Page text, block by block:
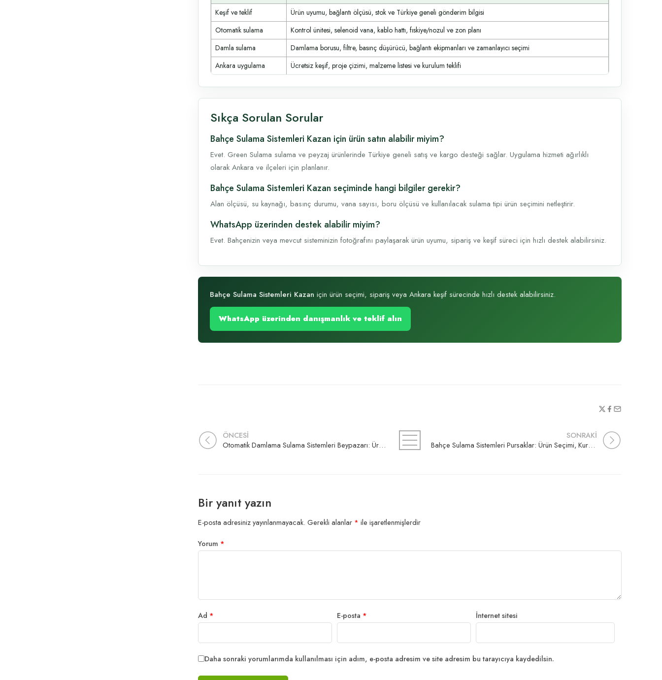
Keşif ve teklif
Ürün uyumu, bağlantı ölçüsü, stok ve Türkiye geneli gönderim bilgisi
Otomatik sulama
Kontrol ünitesi, selenoid vana, kablo hattı, fıskiye/nozul ve zon planı
Damla sulama
Damlama borusu, filtre, basınç düşürücü, bağlantı ekipmanları ve zamanlayıcı seçimi
Ankara uygulama
Ücretsiz keşif, proje çizimi, malzeme listesi ve kurulum teklifi
Sıkça Sorulan Sorular
Bahçe Sulama Sistemleri Kazan için ürün satın alabilir miyim?
Evet. Green Sulama sulama ve peyzaj ürünlerinde Türkiye geneli satış ve kargo desteği sağlar. Uygulama hizmeti ağırlıklı
olarak Ankara ve ilçeleri için planlanır.
Bahçe Sulama Sistemleri Kazan seçiminde hangi bilgiler gerekir?
Alan ölçüsü, su kaynağı, basınç durumu, vana sayısı, boru ölçüsü ve kullanılacak sulama tipi ürün seçimini netleştirir.
WhatsApp üzerinden destek alabilir miyim?
Evet. Bahçenizin veya mevcut sisteminizin fotoğrafını paylaşarak ürün uyumu, sipariş ve keşif süreci için hızlı destek alabilirsiniz.
Bahçe Sulama Sistemleri Kazan için ürün seçimi, sipariş veya Ankara keşif sürecinde hızlı destek alabilirsiniz.
WhatsApp üzerinden danışmanlık ve teklif alın
ÖNCESİ
Otomatik Damlama Sulama Sistemleri Beypazarı: Ürün Seçimi, Kurulum ve Teklif Rehberi
SONRAKİ
Bahçe Sulama Sistemleri Pursaklar: Ürün Seçimi, Kurulum ve Teklif Rehberi
Bir yanıt yazın
E-posta adresiniz yayınlanmayacak. Gerekli alanlar * ile işaretlenmişlerdir
Yorum *
Ad * E-posta * İnternet sitesi
Daha sonraki yorumlarımda kullanılması için adım, e-posta adresim ve site adresim bu tarayıcıya kaydedilsin.